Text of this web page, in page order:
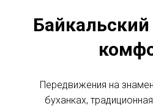
Передвижения на
буханках,